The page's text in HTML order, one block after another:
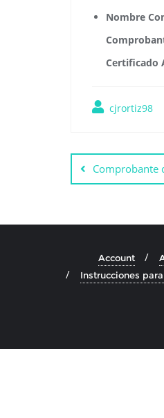
Nombre
Certificado
cjrortiz98
Comprobante
Account
Instrucciones